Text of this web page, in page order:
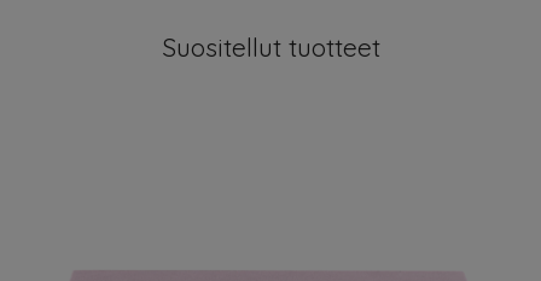
Suositellut tuotteet